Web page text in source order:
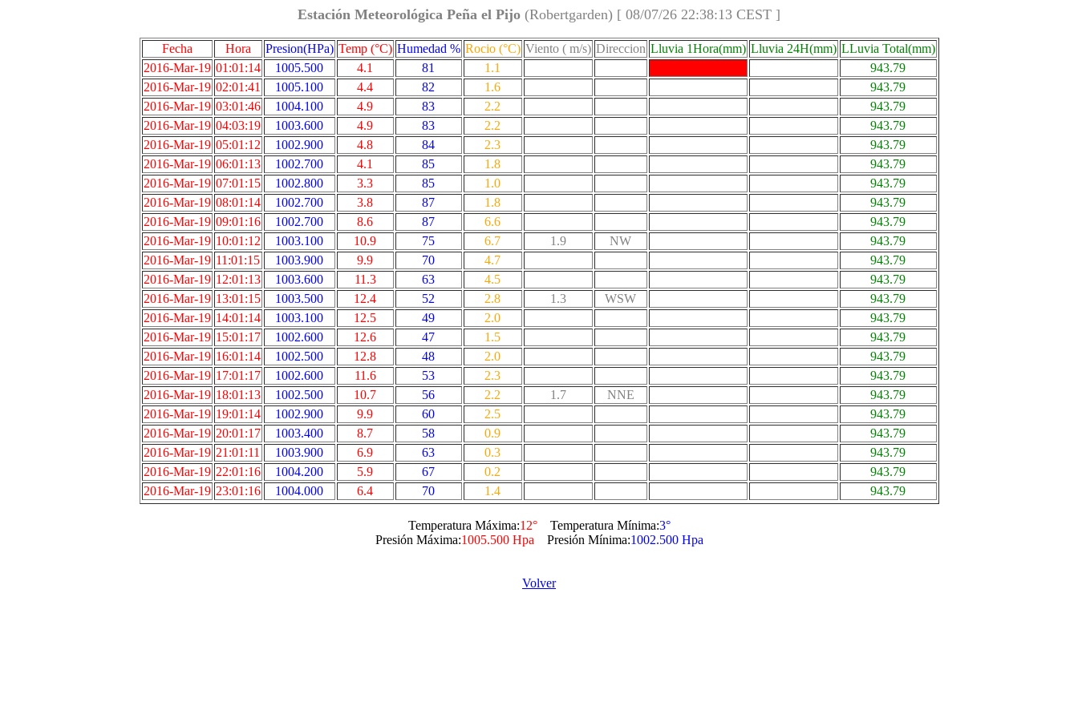
Estación Meteorológica Peña el Pijo (Robertgarden) [ 08/07/26 22:38:13 CEST ]
Fecha Hora Presion(HPa) Temp (°C) Humedad % Rocio (°C) Viento ( m/s) Direccion Lluvia 1Hora(mm) Lluvia 24H(mm) LLuvia Total(mm)
2016-Mar-19 01:01:14 1005.500 4.1 81 1.1
943.79
2016-Mar-19 02:01:41 1005.100 4.4 82 1.6
943.79
2016-Mar-19 03:01:46 1004.100 4.9 83 2.2
943.79
2016-Mar-19 04:03:19 1003.600 4.9 83 2.2
943.79
2016-Mar-19 05:01:12 1002.900 4.8 84 2.3
943.79
2016-Mar-19 06:01:13 1002.700 4.1 85 1.8
943.79
2016-Mar-19 07:01:15 1002.800 3.3 85 1.0
943.79
2016-Mar-19 08:01:14 1002.700 3.8 87 1.8
943.79
2016-Mar-19 09:01:16 1002.700 8.6 87 6.6
943.79
2016-Mar-19 10:01:12 1003.100 10.9 75 6.7 1.9 NW
943.79
2016-Mar-19 11:01:15 1003.900 9.9 70 4.7
943.79
2016-Mar-19 12:01:13 1003.600 11.3 63 4.5
943.79
2016-Mar-19 13:01:15 1003.500 12.4 52 2.8 1.3 WSW
943.79
2016-Mar-19 14:01:14 1003.100 12.5 49 2.0
943.79
2016-Mar-19 15:01:17 1002.600 12.6 47 1.5
943.79
2016-Mar-19 16:01:14 1002.500 12.8 48 2.0
943.79
2016-Mar-19 17:01:17 1002.600 11.6 53 2.3
943.79
2016-Mar-19 18:01:13 1002.500 10.7 56 2.2 1.7 NNE
943.79
2016-Mar-19 19:01:14 1002.900 9.9 60 2.5
943.79
2016-Mar-19 20:01:17 1003.400 8.7 58 0.9
943.79
2016-Mar-19 21:01:11 1003.900 6.9 63 0.3
943.79
2016-Mar-19 22:01:16 1004.200 5.9 67 0.2
943.79
2016-Mar-19 23:01:16 1004.000 6.4 70 1.4 943.79
Temperatura Máxima:12°Temperatura Mínima:3°
Presión Máxima:1005.500 Hpa Presión Mínima:1002.500 Hpa
Volver